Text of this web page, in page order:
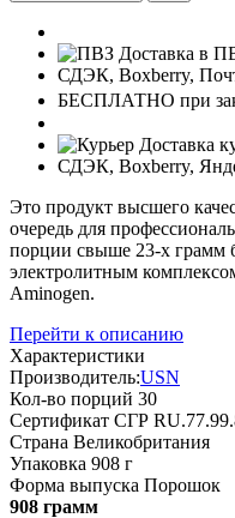
Доставка в
СДЭК, Boxberry,
БЕСПЛАТНО при
Доставка
СДЭК, Boxberry,
Это продукт высшего
очередь для
порции свыше 23-х грамм
электролитным
Aminogen.
Перейти к описанию
Характеристики
Производитель:USN
Кол-во порций 30
Сертификат СГР
Страна Великобритания
Упаковка 908 г
Форма выпуска Порошок
908 грамм